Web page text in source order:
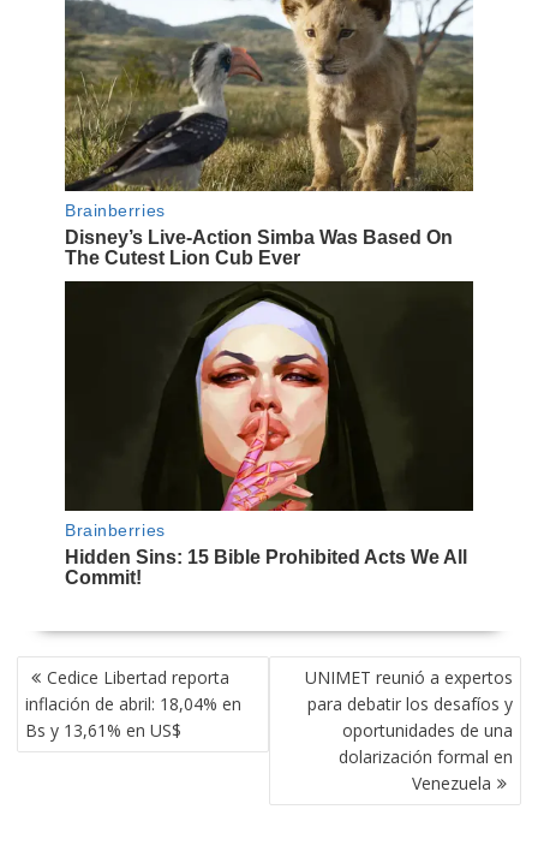
NAVEGACIÓN
DE
ENTRADAS
Cedice Libertad reporta
inflación de abril: 18,04% en
Bs y 13,61% en US$
UNIMET reunió a expertos
para debatir los desafíos y
oportunidades de una
dolarización formal en
Venezuela